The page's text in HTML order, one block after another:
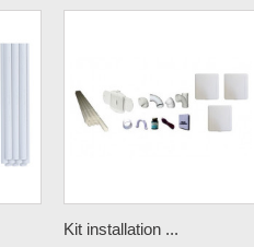
Kit installation ...